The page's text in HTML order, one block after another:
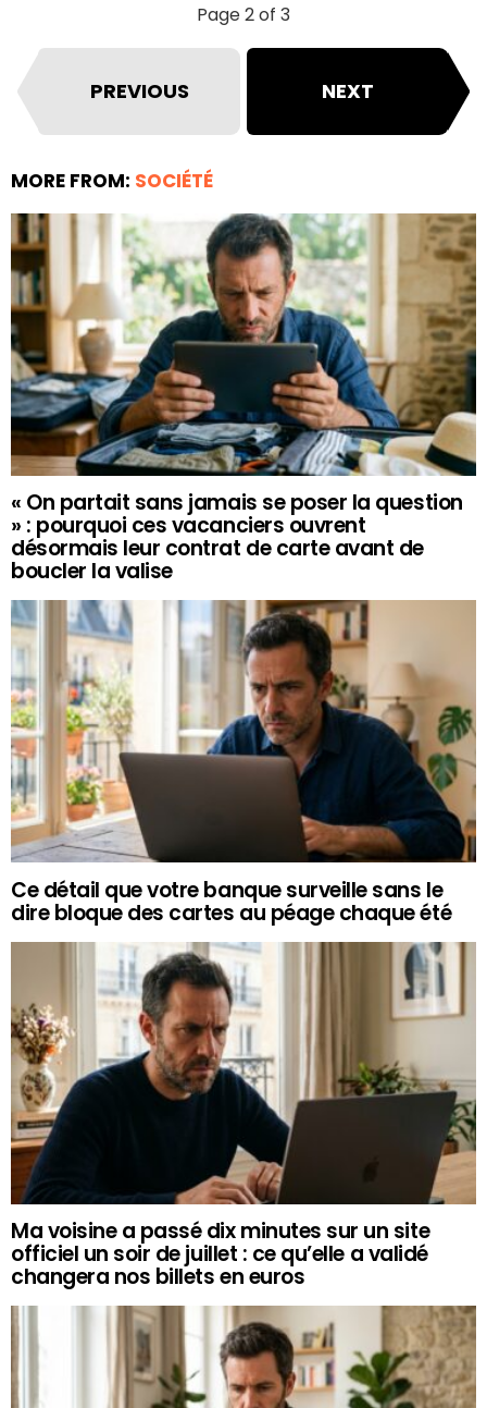
Page 2 of 3
PREVIOUS NEXT
MORE FROM: SOCIÉTÉ
« On partait sans jamais se poser la question
» : pourquoi ces vacanciers ouvrent
désormais leur contrat de carte avant de
boucler la valise
Ce détail que votre banque surveille sans le
dire bloque des cartes au péage chaque été
Ma voisine a passé dix minutes sur un site
officiel un soir de juillet : ce qu’elle a validé
changera nos billets en euros